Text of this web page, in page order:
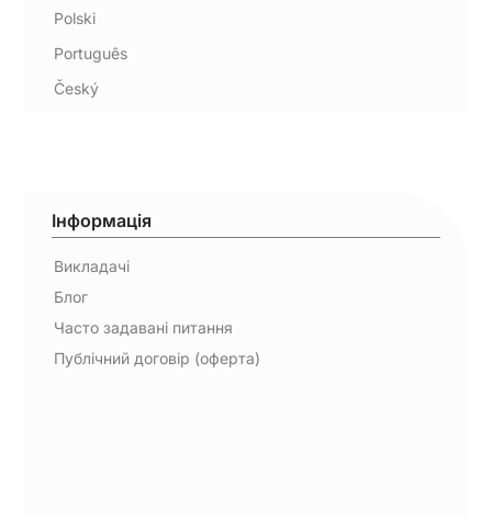
Polski
Português
Český
Інформація
Викладачі
Блог
Часто задавані питання
Публічний договір (оферта)